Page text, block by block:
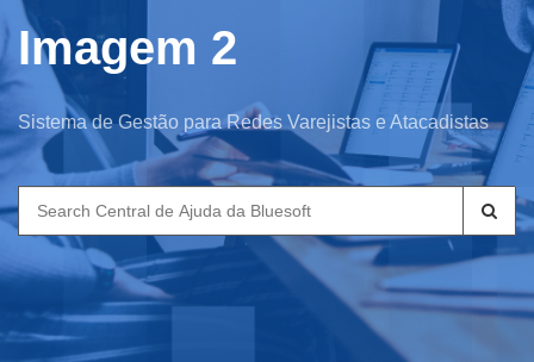
Imagem 2
Sistema de Gestão para Redes Varejistas e Atacadistas
Search
for: